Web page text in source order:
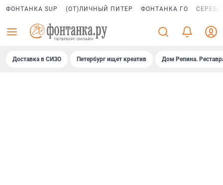
ФОНТАНКА SUP (ОТ)ЛИЧНЫЙ ПИТЕР ФОНТАНКА ГО
Доставка в СИЗО Петербург ищет креатив Дом Репина.